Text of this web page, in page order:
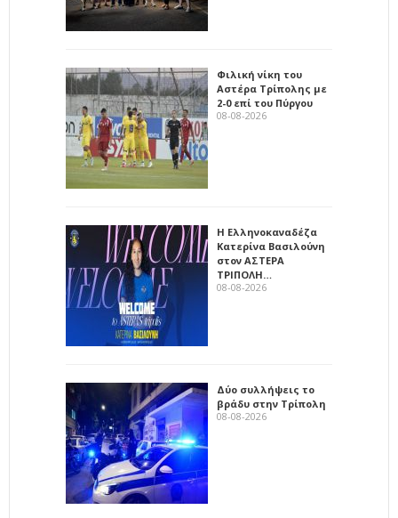
Φιλική νίκη του
Αστέρα Τρίπολης με
2-0 επί του Πύργου
08-08-2026
Η Ελληνοκαναδέζα
Κατερίνα Βασιλούνη
στον ΑΣΤΕΡΑ
ΤΡΙΠΟΛΗ…
08-08-2026
Δύο συλλήψεις το
βράδυ στην Τρίπολη
08-08-2026